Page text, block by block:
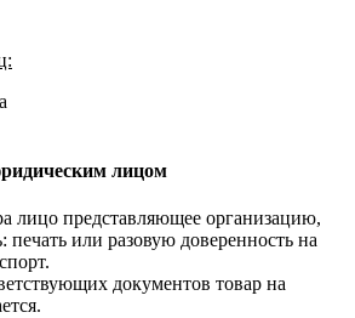
лицом
лицо представляющее организацию,
печать или разовую доверенность на
документов товар на